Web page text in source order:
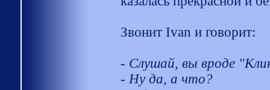
Звонит Ivan и говорит:
- Слушай, вы вроде
- Ну да, а что?